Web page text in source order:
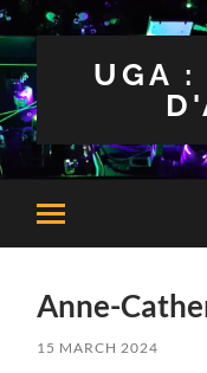
UGA :
Toggle
mobile
Anne-
15 MARCH 2024